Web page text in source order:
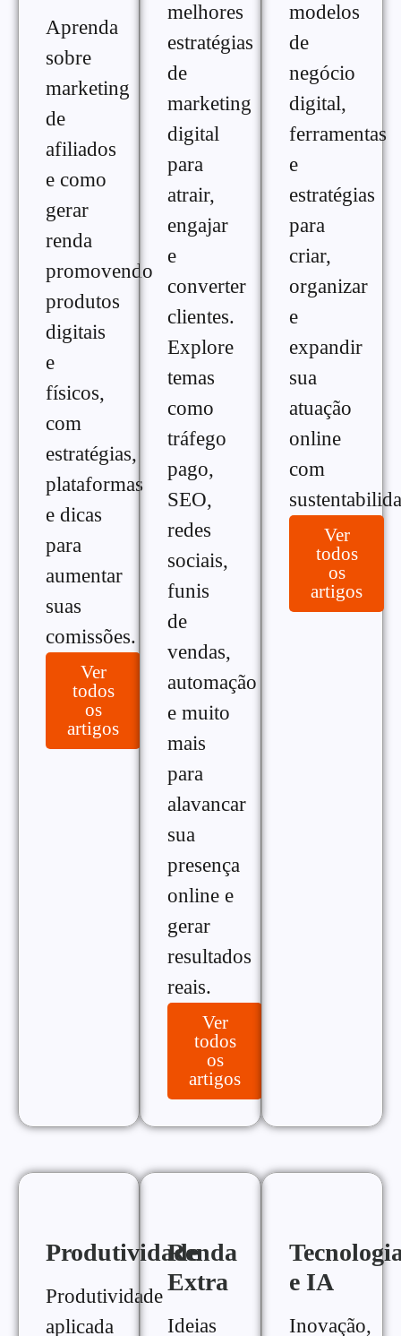
Aprenda
sobre
marketing
de
afiliados
e como
gerar
renda
promovendo
produtos
digitais
e
físicos,
com
estratégias,
plataformas
e dicas
para
aumentar
suas
comissões.
Ver
todos
os
artigos
melhores
estratégias
de
marketing
digital
para
atrair,
engajar
e
converter
clientes.
Explore
temas
como
tráfego
pago,
SEO,
redes
sociais,
funis
de
vendas,
automação
e muito
mais
para
alavancar
sua
presença
online e
gerar
resultados
reais.
Ver
todos
os
artigos
modelos
de
negócio
digital,
ferramentas
e
estratégias
para
criar,
organizar
e
expandir
sua
atuação
online
com
Ver
todos
os
artigos
Produtividade
Produtividade
aplicada
Renda
Extra
Ideias
e IA
Inovação,